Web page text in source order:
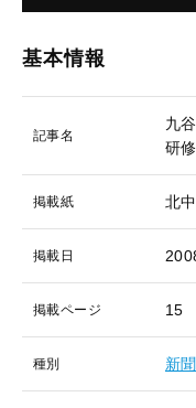
基本情報
記事名
九
研
掲載紙 北
掲載日
掲載ページ 15
種別 新